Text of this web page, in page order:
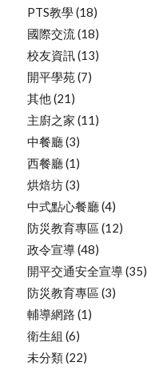
PTS教學(18)
國際交流(18)
校友資訊(13)
開平學苑(7)
其他(21)
主廚之家 (11)
中餐廳(3)
西餐廳(1)
烘焙坊(3)
中式點心餐廳(4)
防災教育專區 (12)
政令宣導(48)
開平交通安全宣導(35)
防災教育專區 (3)
輔導網路 (1)
衛生組 (6)
未分類(22)